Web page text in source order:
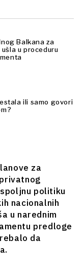
Balkana za
u proceduru
ili samo govori
za
politiku
nacionalnih
u narednim
predloge
da